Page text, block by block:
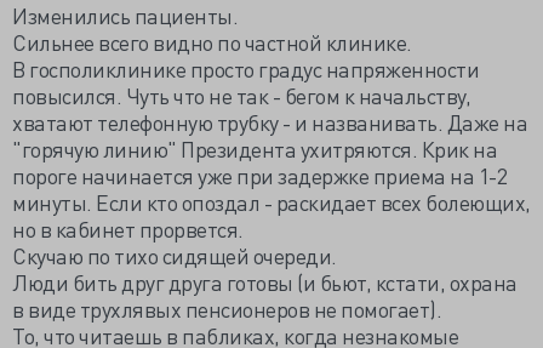
Изменились пациенты.
Сильнее всего видно по частной клинике.
В госполиклинике просто градус напряженности
повысился. Чуть что не так - бегом к начальству,
хватают телефонную трубку - и названивать. Даже на
"горячую линию" Президента ухитряются. Крик на
пороге начинается уже при задержке приема на 1-2
минуты. Если кто опоздал - раскидает всех болеющих,
но в кабинет прорвется.
Скучаю по тихо сидящей очереди.
Люди бить друг друга готовы (и бьют, кстати, охрана
в виде трухлявых пенсионеров не помогает).
То, что читаешь в пабликах, когда незнакомые